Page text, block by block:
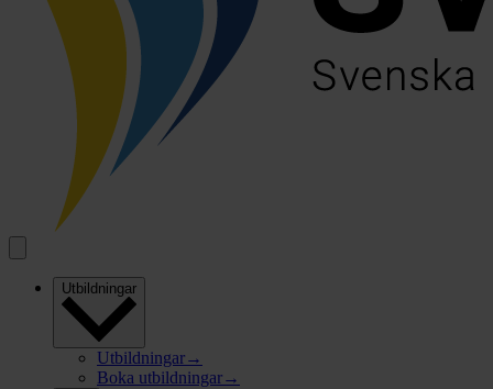
Utbildningar
Utbildningar→
Boka utbildningar→